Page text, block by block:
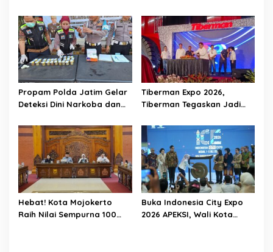
SD Kota Depok
Propam Polda Jatim Gelar
Deteksi Dini Narkoba dan
Jember
Tiberman Expo 2026,
Tiberman Tegaskan Jadi
Terlengkap di Indonesia
Hebat! Kota Mojokerto
Raih Nilai Sempurna 100
Buka Indonesia City Expo
2026 APEKSI, Wali Kota